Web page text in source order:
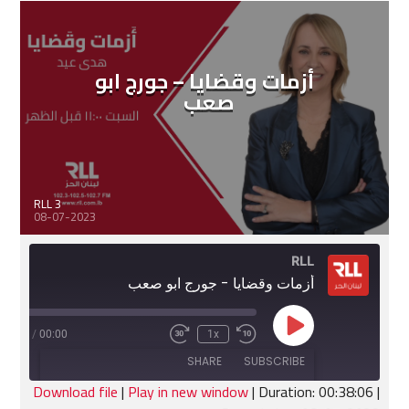
EMBED
أزمات وقضايا – جورج ابو
صعب
RLL 3
08-07-2023
RLL
أزمات وقضايا - جورج ابو صعب
Play
Episode
Rewind
10
Seconds
1x
Fast
seconds
00:00
/
SUBSCRIBE
SHARE
Download file| Play in new window| Duration: 00:38:06|